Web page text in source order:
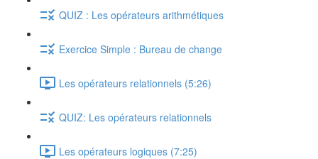
QUIZ : Les opérateurs arithmétiques
Exercice Simple : Bureau de change
Les opérateurs relationnels (5:26)
QUIZ: Les opérateurs relationnels
Les opérateurs logiques (7:25)